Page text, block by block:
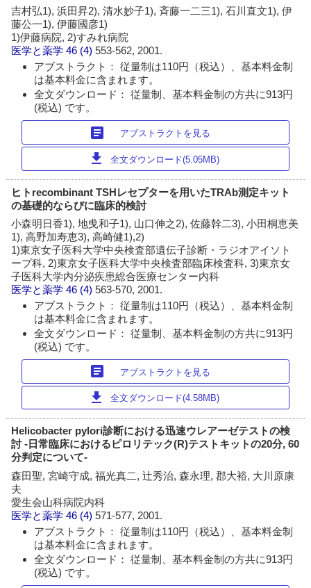
吉村弘1), 浜田昇2), 清水妙子1), 斉藤一二三1), 石川直文1), 伊
藤公一1), 伊藤國彦1)
1)伊藤病院, 2)すみれ病院
医学と薬学 46 (4)553-562, 2001.
アブストラクト： 従量制は110円（税込）、基本料金制
は基本料金に含まれます。
全文ダウンロード： 従量制、基本料金制の方共に913円
(税込) です。
article アブストラクトを見る
download 全文ダウンロード(5.05MB)
ヒトrecombinant TSHレセプターを用いたTRAb測定キット
の基礎的ならびに臨床的検討
小森明日香1), 地曵和子1), 山口伸之2), 佐藤幹二3), 小田桐恵美
1), 高野加寿恵3), 高崎健1),2)
1)東京女子医科大学中央検査部遺伝子診断・ラジオアイソト
ープ科, 2)東京女子医科大学中央検査部臨床検査科, 3)東京女
子医科大学内分泌疾患総合医療センター内科
医学と薬学 46 (4)563-570, 2001.
アブストラクト： 従量制は110円（税込）、基本料金制
は基本料金に含まれます。
全文ダウンロード： 従量制、基本料金制の方共に913円
(税込) です。
article アブストラクトを見る
download 全文ダウンロード(4.58MB)
Helicobacter pylori診断における迅速ウレアーゼテストの検
討 -日常臨床におけるピロリテック(R)テストキットの20分, 60
分判定について-
森田聖, 宮崎守成, 福光真二, 辻秀治, 森永理, 郡大裕, 大川原康
夫
愛生会山科病院内科
医学と薬学 46 (4)571-577, 2001.
アブストラクト： 従量制は110円（税込）、基本料金制
は基本料金に含まれます。
全文ダウンロード： 従量制、基本料金制の方共に913円
(税込) です。